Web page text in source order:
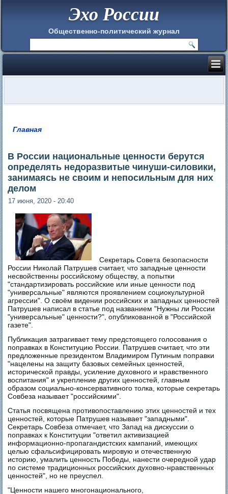
Эхо России
Общественно-политический журнал
Главная
В России национальные ценности берутся
определять недоразвитые чинуши-силовики,
занимаясь не своим и непосильным для них
делом
17 июня, 2020 - 20:40
Секретарь Совета безопасности
России Николай Патрушев считает, что западные ценности
несвойственны российскому обществу, а попытки
"стандартизировать российские или иные ценности под
"универсальные" являются проявлением социокультурной
агрессии". О своём видении российских и западных ценностей
Патрушев написал в статье под названием "Нужны ли России
"универсальные" ценности?", опубликованной в "Российской
газете".
Публикация затрагивает тему предстоящего голосования о
поправках в Конституцию России. Патрушев считает, что эти
предложенные президентом Владимиром Путиным поправки
"нацелены на защиту базовых семейных ценностей,
исторической правды, усиление духовного и нравственного
воспитания" и укрепление других ценностей, главным
образом социально-консервативного толка, которые секретарь
Совбеза называет "российскими".
Статья посвящена противопоставлению этих ценностей и тех
ценностей, которые Патрушев называет "западными".
Секретарь Совбеза отмечает, что Запад на дискуссии о
поправках к Конституции "ответил активизацией
информационно-пропагандистских кампаний, имеющих
целью сфальсифицировать мировую и отечественную
историю, умалить ценность Победы, нанести очередной удар
по системе традиционных российских духовно-нравственных
ценностей", но не преуспел.
"Ценности нашего многонационального,